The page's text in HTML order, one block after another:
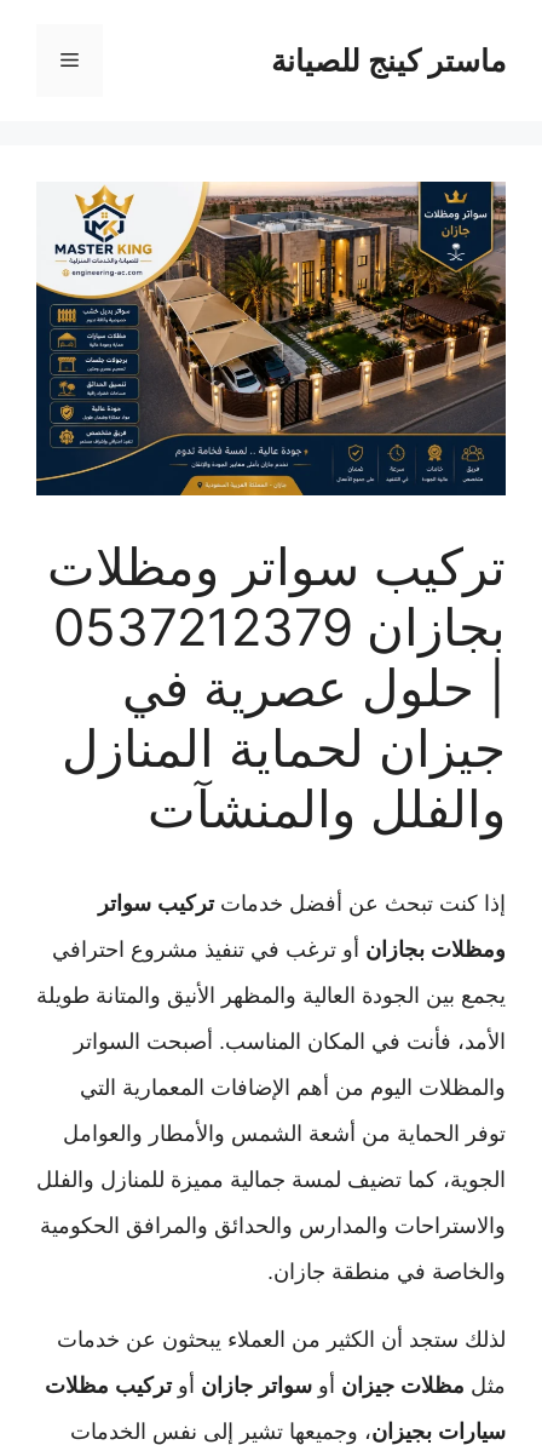
المحتوىماستر كينج للصيانة القائمة
تركيب سواتر ومظلات
بجازان 0537212379
| حلول عصرية في
جيزان لحماية المنازل
والفلل والمنشآت
إذا كنت تبحث عن أفضل خدماتتركيب سواتر
ومظلات بجازان أو ترغب في تنفيذ مشروع احترافي
يجمع بين الجودة العالية والمظهر الأنيق والمتانة طويلة
الأمد، فأنت في المكان المناسب. أصبحت السواتر
والمظلات اليوم من أهم الإضافات المعمارية التي
توفر الحماية من أشعة الشمس والأمطار والعوامل
الجوية، كما تضيف لمسة جمالية مميزة للمنازل والفلل
والاستراحات والمدارس والحدائق والمرافق الحكومية
والخاصة في منطقة جازان.
لذلك ستجد أن الكثير من العملاء يبحثون عن خدمات
مثل مظلات جيزان أو سواتر جازان أوتركيب مظلات
سيارات بجيزان، وجميعها تشير إلى نفس الخدمات